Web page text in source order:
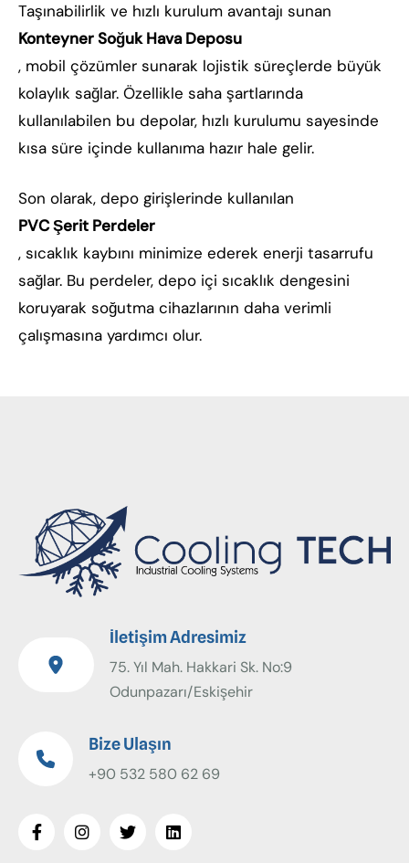
Taşınabilirlik ve hızlı kurulum avantajı sunan
Konteyner Soğuk Hava Deposu
, mobil çözümler sunarak lojistik süreçlerde büyük
kolaylık sağlar. Özellikle saha şartlarında
kullanılabilen bu depolar, hızlı kurulumu sayesinde
kısa süre içinde kullanıma hazır hale gelir.
Son olarak, depo girişlerinde kullanılan
PVC Şerit Perdeler
, sıcaklık kaybını minimize ederek enerji tasarrufu
sağlar. Bu perdeler, depo içi sıcaklık dengesini
koruyarak soğutma cihazlarının daha verimli
çalışmasına yardımcı olur.
İletişim Adresimiz
75. Yıl Mah. Hakkari Sk. No:9
Odunpazarı/Eskişehir
Bize Ulaşın
+90 532 580 62 69